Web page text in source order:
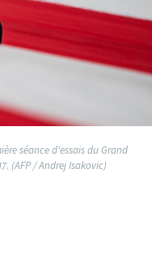
séance d'essais du Grand
(AFP / Andrej Isakovic)